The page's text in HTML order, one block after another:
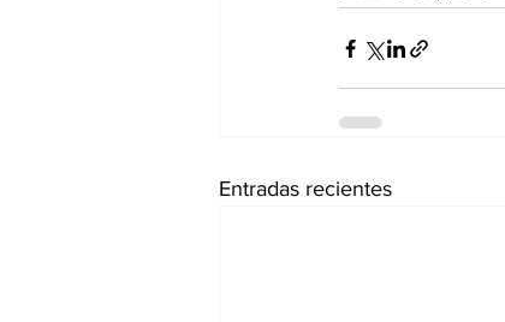
Entradas recientes